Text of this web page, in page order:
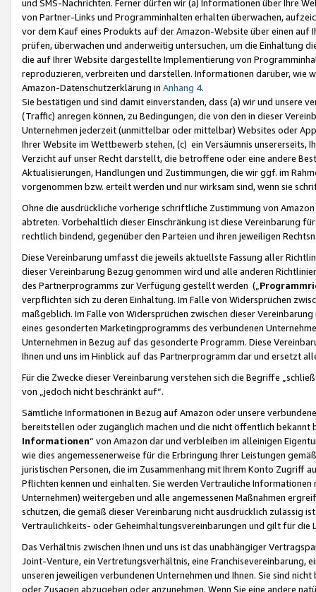
und SMS-Nachrichten. Ferner dürfen wir (a) Informationen über Ihre
von Partner-Links und Programminhalten erhalten überwachen,
vor dem Kauf eines Produkts auf der Amazon-Website über einen
prüfen, überwachen und anderweitig untersuchen, um die Einhaltung
die auf Ihrer Website dargestellte Implementierung von
reproduzieren, verbreiten und darstellen. Informationen darüber, wie
Amazon-Datenschutzerklärung in Anhang 4.
Sie bestätigen und sind damit einverstanden, dass (a) wir und
(Traffic) anregen können, zu Bedingungen, die von den in dieser
Unternehmen jederzeit (unmittelbar oder mittelbar) Websites oder
Ihrer Website im Wettbewerb stehen, (c) ein Versäumnis unsererseits,
Verzicht auf unser Recht darstellt, die betroffene oder eine andere
Aktualisierungen, Handlungen und Zustimmungen, die wir ggf. im
vorgenommen bzw. erteilt werden und nur wirksam sind, wenn sie
Ohne die ausdrückliche vorherige schriftliche Zustimmung von
abtreten. Vorbehaltlich dieser Einschränkung ist diese Vereinbarung
rechtlich bindend, gegenüber den Parteien und ihren jeweiligen
Diese Vereinbarung umfasst die jeweils aktuellste Fassung aller
dieser Vereinbarung Bezug genommen wird und alle anderen
des Partnerprogramms zur Verfügung gestellt werden („
verpflichten sich zu deren Einhaltung. Im Falle von Widersprüchen
maßgeblich. Im Falle von Widersprüchen zwischen dieser
eines gesonderten Marketingprogramms des verbundenen
Unternehmen in Bezug auf das gesonderte Programm. Diese
Ihnen und uns im Hinblick auf das Partnerprogramm dar und ersetzt
Für die Zwecke dieser Vereinbarung verstehen sich die Begriffe
von „jedoch nicht beschränkt auf“.
Sämtliche Informationen in Bezug auf Amazon oder unsere
bereitstellen oder zugänglich machen und die nicht öffentlich
Informationen“ von Amazon dar und verbleiben im alleinigen
wie dies angemessenerweise für die Erbringung Ihrer Leistungen
juristischen Personen, die im Zusammenhang mit Ihrem Konto
Pflichten kennen und einhalten. Sie werden Vertrauliche
Unternehmen) weitergeben und alle angemessenen Maßnahmen
schützen, die gemäß dieser Vereinbarung nicht ausdrücklich zulässig
Vertraulichkeits- oder Geheimhaltungsvereinbarungen und gilt für die
Das Verhältnis zwischen Ihnen und uns ist das unabhängiger
Joint-Venture, ein Vertretungsverhältnis, eine Franchisevereinbarung,
unseren jeweiligen verbundenen Unternehmen und Ihnen. Sie sind
oder Zusagen abzugeben oder anzunehmen. Wenn Sie eine andere